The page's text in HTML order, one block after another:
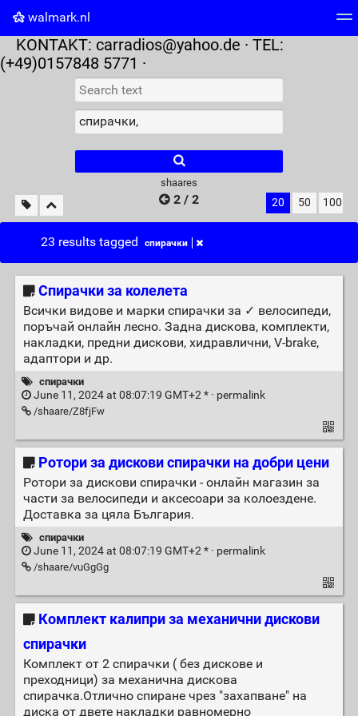
walmark.nl
Tag cloud Picture wall Daily RSS Feed
KONTAKT: carradios@yahoo.de · TEL:
(+49)0157848 5771 ·
shaares
2 / 2 20 50 100
23 results tagged спирачки
Спирачки за колелета
Всички видове и марки спирачки за ✓ велосипеди,
поръчай онлайн лесно. Задна дискова, комплекти,
накладки, предни дискови, хидравлични, V-brake,
адаптори и др.
спирачки
June 11, 2024 at 08:07:19 GMT+2 * · permalink
/shaare/Z8fjFw
Ротори за дискови спирачки на добри цени
Ротори за дискови спирачки - онлайн магазин за
части за велосипеди и аксесоари за колоездене.
Доставка за цяла България.
спирачки
June 11, 2024 at 08:07:19 GMT+2 * · permalink
/shaare/vuGgGg
Комплект калипри за механични дискови
спирачки
Комплект от 2 спирачки ( без дискове и
преходници) за механична дискова
спирачка.Отлично спиране чрез "захапване" на
диска от двете накладки равномерно